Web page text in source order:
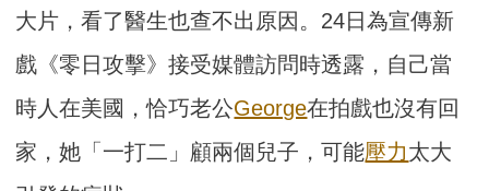
大片，看了醫生也查不出原因。24日為宣傳新
戲《零日攻擊》接受媒體訪問時透露，自己當
時人在美國，恰巧老公George在拍戲也沒有回
家，她「一打二」顧兩個兒子，可能壓力太大